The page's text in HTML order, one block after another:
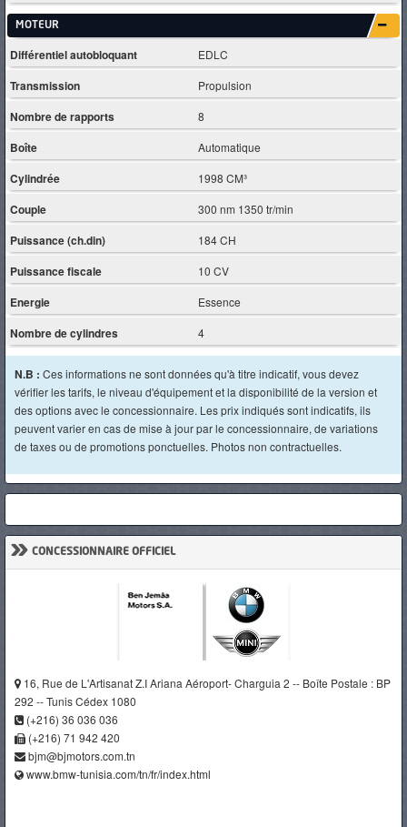
MOTEUR
Différentiel autobloquant EDLC
Transmission Propulsion
Nombre de rapports 8
Boîte Automatique
Cylindrée 1998 CM³
Couple 300 nm 1350 tr/min
Puissance (ch.din) 184 CH
Puissance fiscale 10 CV
Energie Essence
Nombre de cylindres 4
N.B : Ces informations ne sont données qu'à titre indicatif, vous devez
vérifier les tarifs, le niveau d'équipement et la disponibilité de la version et
des options avec le concessionnaire. Les prix indiqués sont indicatifs, ils
peuvent varier en cas de mise à jour par le concessionnaire, de variations
de taxes ou de promotions ponctuelles. Photos non contractuelles.
» CONCESSIONNAIRE OFFICIEL
16, Rue de L'Artisanat Z.I Ariana Aéroport- Charguia 2 -- Boîte Postale : BP
292 -- Tunis Cédex 1080
(+216) 36 036 036
(+216) 71 942 420
bjm@bjmotors.com.tn
www.bmw-tunisia.com/tn/fr/index.html